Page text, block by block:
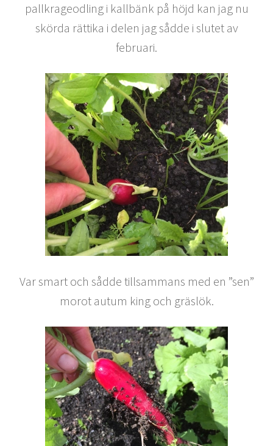
pallkrageodling i kallbänk på höjd kan jag nu
skörda rättika i delen jag sådde i slutet av
februari.
Var smart och sådde tillsammans med en ”sen”
morot autum king och gräslök.